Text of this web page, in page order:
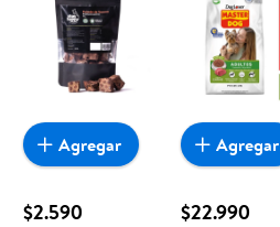
$2.590
Agregar
$22.990
Agregar